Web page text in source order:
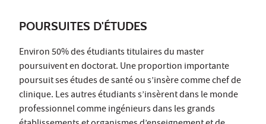
POURSUITES D'ÉTUDES
Environ 50% des étudiants titulaires du master
poursuivent en doctorat. Une proportion importante
poursuit ses études de santé ou s’insère comme chef de
clinique. Les autres étudiants s’insèrent dans le monde
professionnel comme ingénieurs dans les grands